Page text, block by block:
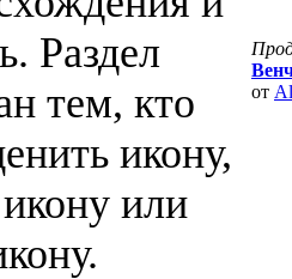
Раздел
тем, кто
икону,
или
от